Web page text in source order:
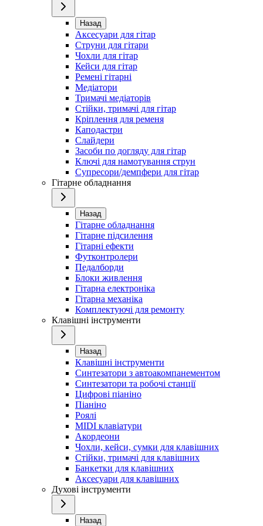
Назад
Аксесуари для гітар
Струни для гітари
Чохли для гітар
Кейси для гітар
Ремені гітарні
Медіатори
Тримачі медіаторів
Стійки, тримачі для гітар
Кріплення для ременя
Каподастри
Слайдери
Засоби по догляду для гітар
Ключі для намотування струн
Супресори/демпфери для гітар
Гітарне обладнання
Назад
Гітарне обладнання
Гітарне підсилення
Гітарні ефекти
Футконтролери
Педалборди
Блоки живлення
Гітарна електроніка
Гітарна механіка
Комплектуючі для ремонту
Клавішні інструменти
Назад
Клавішні інструменти
Синтезатори з автоакомпанементом
Синтезатори та робочі станції
Цифрові піаніно
Піаніно
Роялі
MIDI клавіатури
Акордеони
Чохли, кейси, сумки для клавішних
Стійки, тримачі для клавішних
Банкетки для клавішних
Аксесуари для клавішних
Духові інструменти
Назад